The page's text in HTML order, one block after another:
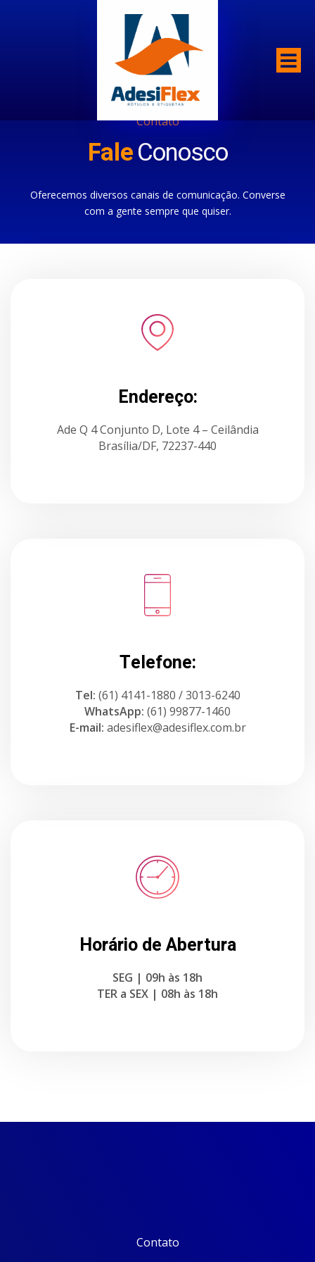
Contato
FaleConosco
Oferecemos diversos canais de comunicação. Converse
com a gente sempre que quiser.
Endereço:
Ade Q 4 Conjunto D, Lote 4 – Ceilândia
Brasília/DF, 72237-440
Telefone:
Tel: (61) 4141-1880 / 3013-6240
WhatsApp: (61) 99877-1460
E-mail: adesiflex@adesiflex.com.br
Horário de Abertura
SEG | 09h às 18h
TER a SEX | 08h às 18h
Contato